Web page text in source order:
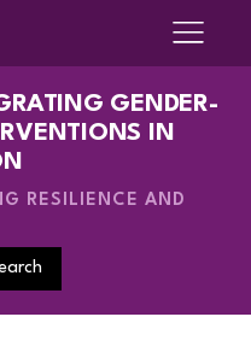
GENDER-
IN
RESILIENCE AND